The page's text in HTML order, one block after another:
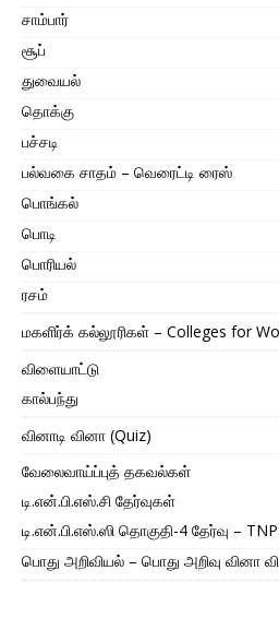
சாம்பார்
சூப்
துவையல்
தொக்கு
பச்சடி
பல்வகை சாதம் – வெரைட்டி ரைஸ்
பொங்கல்
பொடி
பொரியல்
ரசம்
மகளிர்க் கல்லூரிகள் – Colleges for
விளையாட்டு
கால்பந்து
வினாடி வினா (Quiz)
வேலைவாய்ப்புத் தகவல்கள்
டி.என்.பி.எஸ்.சி தேர்வுகள்
டி.என்.பி.எஸ்.ஸி தொகுதி-4 தேர்வு –
பொது அறிவியல் – பொது அறிவு வினா